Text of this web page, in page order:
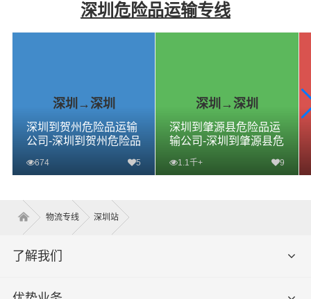
深圳危险品运输专线
深圳→深圳
深圳到贺州危险品运输
公司-深圳到贺州危险品
险品专线
674 5
深圳→深圳
深圳到肇源县危险品运
输公司-深圳到肇源县危
源县危险品专线
1.1千+ 9
物流专线 深圳站
了解我们